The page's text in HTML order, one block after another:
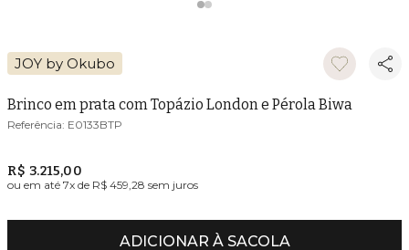
JOY by Okubo
Brinco em prata com Topázio London e Pérola Biwa
E0133BTP
R$ 3.215,00
ou em até 7x de R$ 459,28 sem juros
ADICIONAR À SACOLA